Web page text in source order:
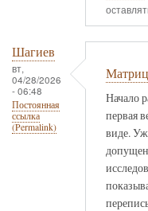
Шагиев
вт,
04/28/2026
- 06:48
Постоянная
ссылка
(Permalink)
Начало
первая
виде.